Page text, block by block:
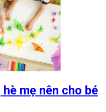
mẹ nên cho bé